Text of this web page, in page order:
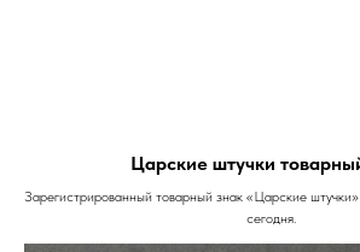
Царские штучки
Зарегистрированный товарный знак «Царские
сегодня.